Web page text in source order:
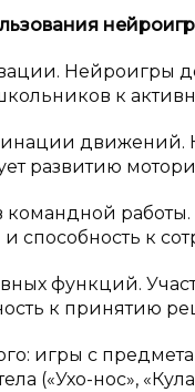
Нейроигры
к
движений.
развитию
работы.
способность к
функций.
к принятию
игры с
(«Ухо-нос»,